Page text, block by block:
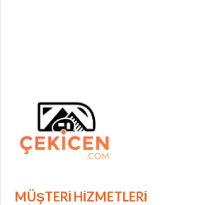
MÜŞTERİ HİZMETLERİ